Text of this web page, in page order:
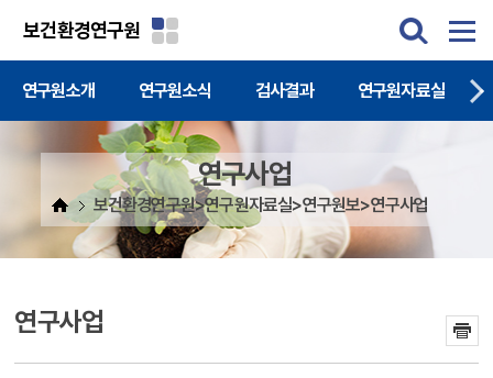
보건환경연구원
연구원소개 연구원소식 검사결과 연구원자료실
연구사업
보건환경연구원>연구원자료실>연구원보>연구사업
연구사업